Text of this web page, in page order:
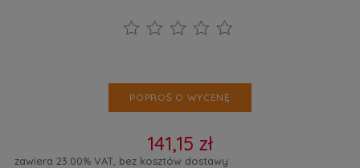
POPROŚ O WYCENĘ
141,15 zł
zawiera 23.00% VAT, bez kosztów dostawy